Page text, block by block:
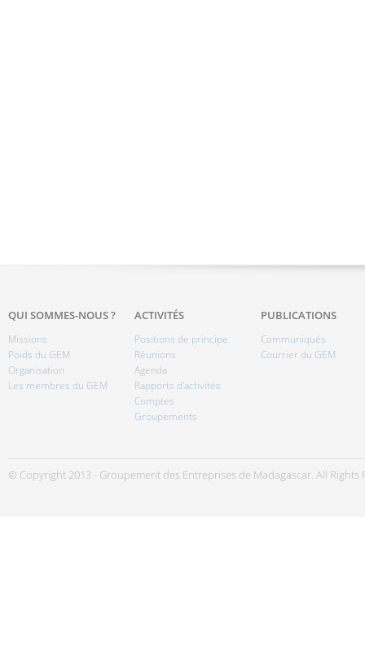
QUI SOMMES-NOUS ?
Missions
Poids du GEM
Organisation
Les membres du GEM
ACTIVITÉS
Positions de principe
Réunions
Agenda
Rapports d'activités
Comptes
Groupements
PUBLICATIONS
Communiqués
Courrier du GEM
© Copyright 2013 - Groupement des Entreprises de Madagascar. All Rights